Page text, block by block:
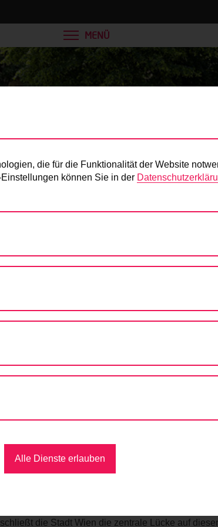
MENÜ
Presse
ZWEI-RICHTUNGS-RADWEG AUF WIEDNER
Richtungs-Radweg
Platz.
ein komfortabler, baulich getrennter Zwei-
1., 4., 5. und 10. Bezirk.
die Stadt Wien die zentrale Lücke auf dieser
die für die Funktionalität der Website
können Sie in der
Alle Dienste erlauben